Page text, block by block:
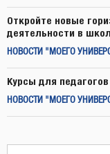
Откройте новые
деятельности в
НОВОСТИ "МОЕГО
Курсы для
НОВОСТИ "МОЕГО